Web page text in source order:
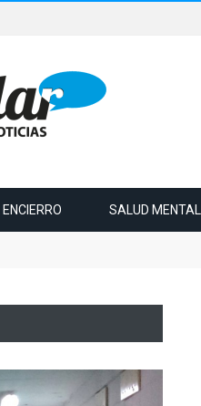
ENCIERRO SALUD MENTAL